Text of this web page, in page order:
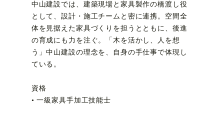
中山建設では、建築現場と家具製作の橋渡し役
として、設計・施工チームと密に連携。空間全
体を見据えた家具づくりを担うとともに、後進
の育成にも力を注ぐ。「木を活かし、人を想
う」中山建設の理念を、自身の手仕事で体現し
ている。
資格
• 一級家具手加工技能士